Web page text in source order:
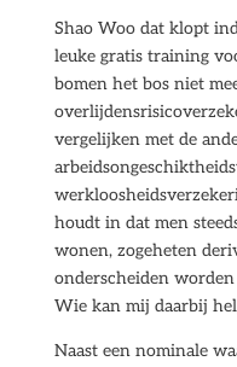
Shao Woo dat klopt
leuke gratis training
bomen het bos niet
vergelijken met de
houdt in dat men
wonen, zogeheten
onderscheiden
Wie kan mij daarbij
Naast een nominale